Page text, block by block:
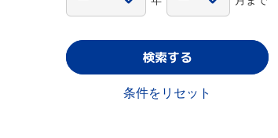
検索する
条件をリセット